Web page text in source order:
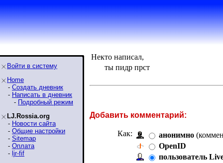
Войти в систему
Home
- Создать дневник
- Написать в дневник
- Подробный режим
LJ.Rossia.org
- Новости сайта
- Общие настройки
- Sitemap
- Оплата
- ljr-fif
Некто написал,
ты пидр прст
Добавить комментарий:
Как: анонимно
OpenID
пользователь